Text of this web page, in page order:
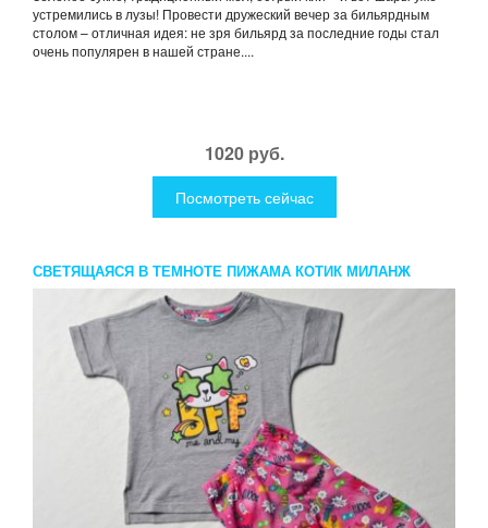
устремились в лузы! Провести дружеский вечер за бильярдным
столом – отличная идея: не зря бильярд за последние годы стал
очень популярен в нашей стране....
1020 руб.
Посмотреть сейчас
СВЕТЯЩАЯСЯ В ТЕМНОТЕ ПИЖАМА КОТИК МИЛАНЖ